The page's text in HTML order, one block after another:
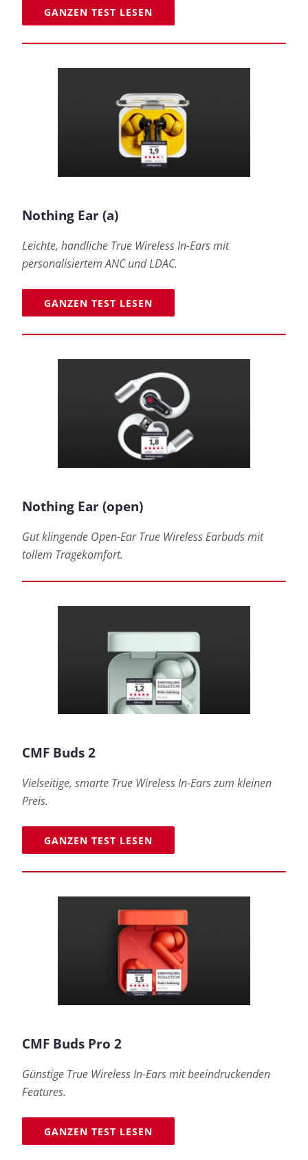
GANZEN TEST LESEN
Nothing Ear (a)
Leichte, handliche True Wireless In-Ears mit
personalisiertem ANC und LDAC.
GANZEN TEST LESEN
Nothing Ear (open)
Gut klingende Open-Ear True Wireless Earbuds mit
tollem Tragekomfort.
CMF Buds 2
Vielseitige, smarte True Wireless In-Ears zum kleinen
Preis.
GANZEN TEST LESEN
CMF Buds Pro 2
Günstige True Wireless In-Ears mit beeindruckenden
Features.
GANZEN TEST LESEN